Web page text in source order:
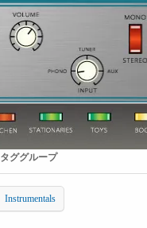
タググループ
Instrumentals